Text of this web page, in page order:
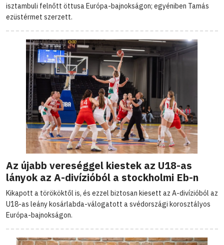
isztambuli felnőtt öttusa Európa-bajnokságon; egyéniben Tamás
ezüstérmet szerzett.
Az újabb vereséggel kiestek az U18-as
lányok az A-divízióból a stockholmi Eb-n
Kikapott a törököktől is, és ezzel biztosan kiesett az A-divízióból az
U18-as leány kosárlabda-válogatott a svédországi korosztályos
Európa-bajnokságon.